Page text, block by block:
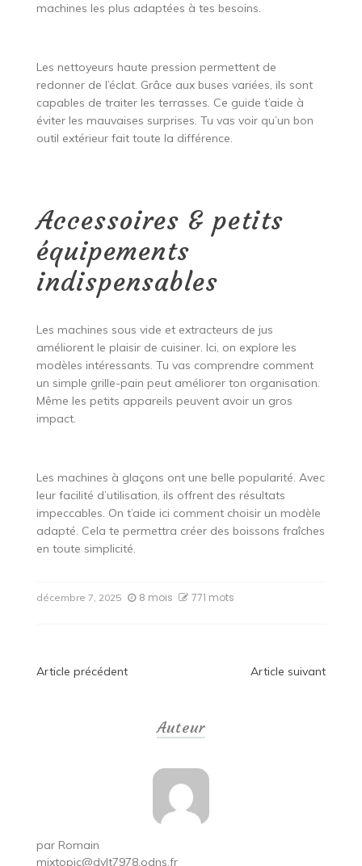
machines les plus adaptées à tes besoins.
Les nettoyeurs haute pression permettent de
redonner de l’éclat. Grâce aux buses variées, ils sont
capables de traiter les terrasses. Ce guide t’aide à
éviter les mauvaises surprises. Tu vas voir qu’un bon
outil extérieur fait toute la différence.
Accessoires & petits
équipements
indispensables
Les machines sous vide et extracteurs de jus
améliorent le plaisir de cuisiner. Ici, on explore les
modèles intéressants. Tu vas comprendre comment
un simple grille-pain peut améliorer ton organisation.
Même les petits appareils peuvent avoir un gros
impact.
Les machines à glaçons ont une belle popularité. Avec
leur facilité d’utilisation, ils offrent des résultats
impeccables. On t’aide ici comment choisir un modèle
adapté. Cela te permettra créer des boissons fraîches
en toute simplicité.
décembre 7, 2025 8 mois 771 mots
Navigation
Article précédent Article suivant
Auteur
par Romain
mixtopic@dylt7978.odns.fr